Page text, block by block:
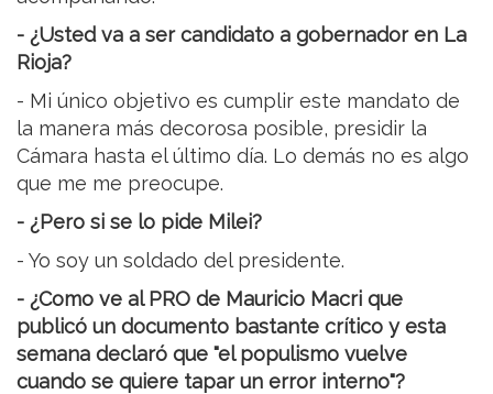
- ¿Usted va a ser candidato a gobernador en La
Rioja?
- Mi único objetivo es cumplir este mandato de
la manera más decorosa posible, presidir la
Cámara hasta el último día. Lo demás no es algo
que me me preocupe.
- ¿Pero si se lo pide Milei?
- Yo soy un soldado del presidente.
- ¿Como ve al PRO de Mauricio Macri que
publicó un documento bastante crítico y esta
semana declaró que "el populismo vuelve
cuando se quiere tapar un error interno"?